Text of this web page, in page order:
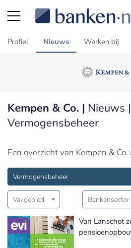
Profiel Nieuws Werken bij
Kempen & Co. | Nieuws |
Vermogensbeheer
Een overzicht van Kempen & Co.
Vermogensbeheer
Vakgebied Bankensector
Van Lanschot